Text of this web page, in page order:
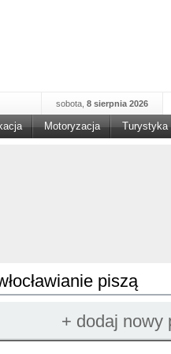
sobota, 8 sierpnia 2026
Motoryzacja Turystyka
piszą